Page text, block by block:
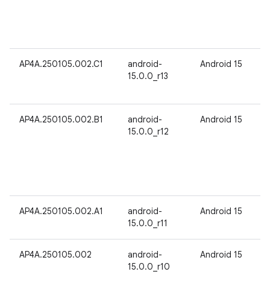
AP4A.250105.002.C1
android-
15.0.0_r13
Android 15
AP4A.250105.002.B1
android-
15.0.0_r12
Android 15
AP4A.250105.002.A1
android-
15.0.0_r11
Android 15
AP4A.250105.002
android-
15.0.0_r10
Android 15